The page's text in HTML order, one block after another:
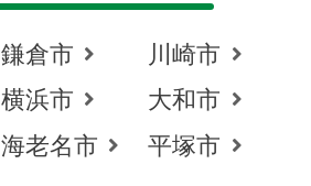
鎌倉市
川崎市
横浜市
大和市
海老名市 平塚市